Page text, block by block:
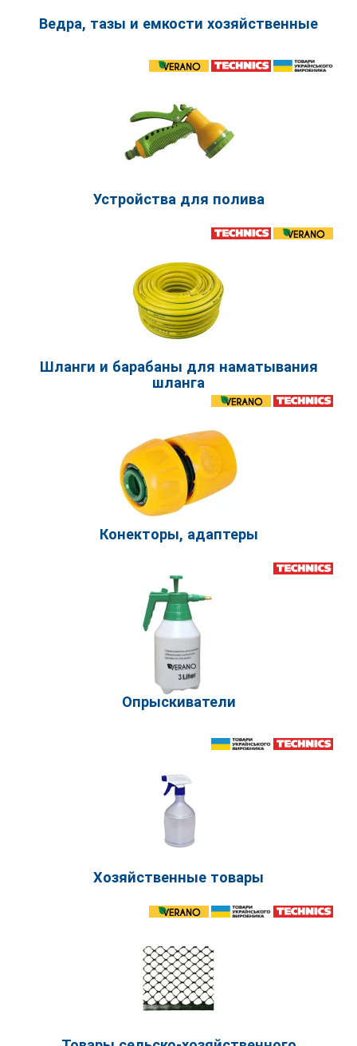
Ведра, тазы и емкости хозяйственные
Устройства для полива
Шланги и барабаны для наматывания
шланга
Конекторы, адаптеры
Опрыскиватели
Хозяйственные товары